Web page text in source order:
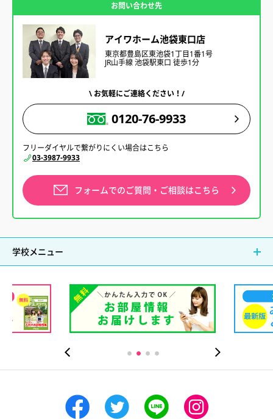
お問い合わせ先
アイワホーム池袋東口店
東京都豊島区東池袋1丁目1番1号
JR山手線 池袋駅東口 徒歩1分
\ お気軽にご連絡ください！/
0120-76-9933
フリーダイヤルで繋がりにくい場合はこちら
03-3987-9933
フォームでのご質問・ご相談はこちら
学校メニュー